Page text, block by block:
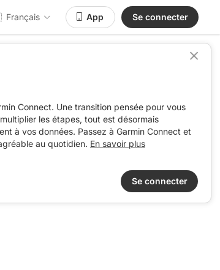
Français App Se connecter
Connect. Une transition pensée pour vous
les étapes, tout est désormais
à vos données. Passez à Garmin Connect et
au quotidien. En savoir plus
Se connecter